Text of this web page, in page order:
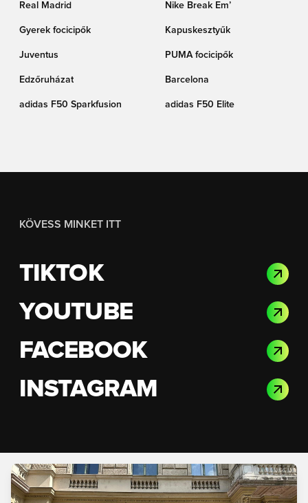
Real Madrid Nike Break Em’
Gyerek focicipők Kapuskesztyűk
Juventus PUMA focicipők
Edzőruházat Barcelona
adidas F50 Sparkfusion adidas F50 Elite
KÖVESS MINKET ITT
TIKTOK
YOUTUBE
FACEBOOK
INSTAGRAM